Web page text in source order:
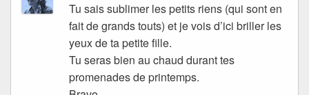
Tu sais sublimer les petits riens (qui sont en
fait de grands touts) et je vois d’ici briller les
yeux de ta petite fille.
Tu seras bien au chaud durant tes
promenades de printemps.